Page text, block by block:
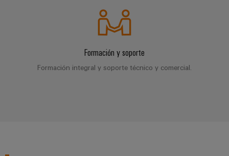
Oil
easyConnect
Application
Formación y soporte
Formación integral y soporte técnico y comercial.